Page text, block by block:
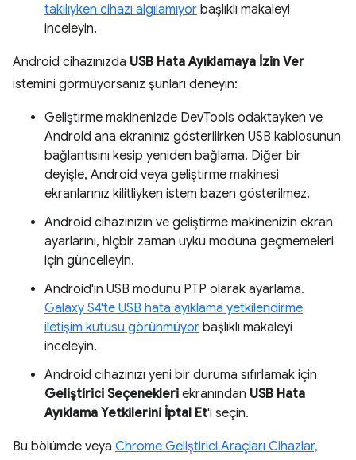
takılıyken cihazı algılamıyor başlıklı makaleyi
inceleyin.
Android cihazınızda USB Hata Ayıklamaya İzin Ver
istemini görmüyorsanız şunları deneyin:
Geliştirme makinenizde DevTools odaktayken ve
Android ana ekranınız gösterilirken USB kablosunun
bağlantısını kesip yeniden bağlama. Diğer bir
deyişle, Android veya geliştirme makinesi
ekranlarınız kilitliyken istem bazen gösterilmez.
Android cihazınızın ve geliştirme makinenizin ekran
ayarlarını, hiçbir zaman uyku moduna geçmemeleri
için güncelleyin.
Android'in USB modunu PTP olarak ayarlama.
Galaxy S4'te USB hata ayıklama yetkilendirme
iletişim kutusu görünmüyor başlıklı makaleyi
inceleyin.
Android cihazınızı yeni bir duruma sıfırlamak için
Geliştirici Seçenekleri ekranından USB Hata
Ayıklama Yetkilerini İptal Et'i seçin.
Bu bölümde veya Chrome Geliştirici Araçları Cihazlar,